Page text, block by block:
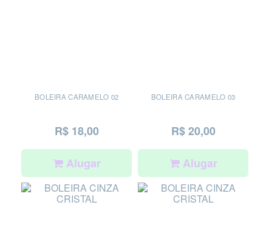
BOLEIRA CARAMELO 02
R$ 18,00
Alugar
BOLEIRA CARAMELO 03
R$ 20,00
Alugar